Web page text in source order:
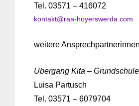
Tel. 03571 – 416072
kontakt@raa-hoyerswerda.com
weitere
Übergang Kita – Grundschule
Luisa Partusch
Tel. 03571 – 6079704